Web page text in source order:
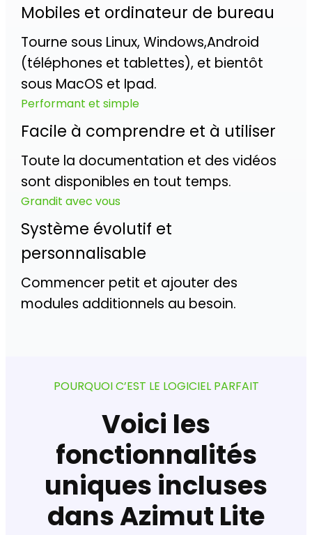
Mobiles et ordinateur de bureau
Tourne sous Linux, Windows,Android
(téléphones et tablettes), et bientôt
sous MacOS et Ipad.
Performant et simple
Facile à comprendre et à utiliser
Toute la documentation et des vidéos
sont disponibles en tout temps.
Grandit avec vous
Système évolutif et
personnalisable
Commencer petit et ajouter des
modules additionnels au besoin.
POURQUOI C’EST LE LOGICIEL PARFAIT
Voici les
fonctionnalités
uniques incluses
dans Azimut Lite